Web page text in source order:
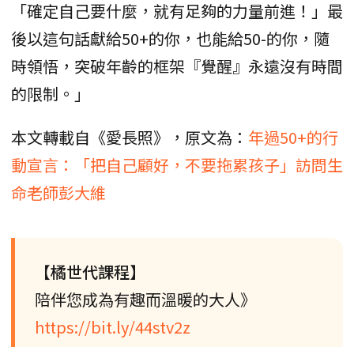
「確定自己要什麼，就有足夠的力量前進！」最
後以這句話獻給50+的你，也能給50-的你，隨
時領悟，突破年齡的框架『覺醒』永遠沒有時間
的限制。」
本文轉載自《愛長照》，原文為： 年過50+的行
動宣言：「把自己顧好，不要拖累孩子」訪問生
命老師彭大維
【橘世代課程】
陪伴您成為有趣而溫暖的大人》
https://bit.ly/44stv2z